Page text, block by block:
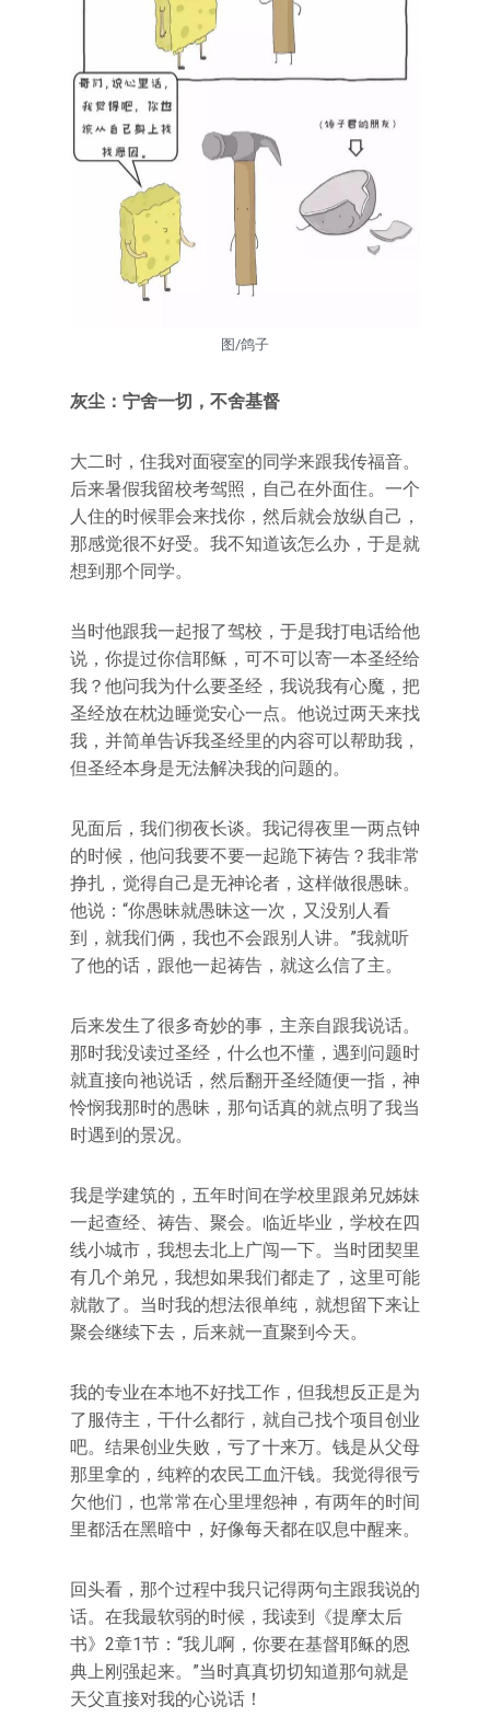
图/鸽子
灰尘 ：宁舍一切，不舍基督
大二时，住我对面寝室的同学来跟我传福音。
后来暑假我留校考驾照，自己在外面住。一个
人住的时候罪会来找你，然后就会放纵自己，
那感觉很不好受。我不知道该怎么办，于是就
想到那个同学。
当时他跟我一起报了驾校，于是我打电话给他
说，你提过你信耶稣，可不可以寄一本圣经给
我？他问我为什么要圣经，我说我有心魔，把
圣经放在枕边睡觉安心一点。他说过两天来找
我，并简单告诉我圣经里的内容可以帮助我，
但圣经本身是无法解决我的问题的。
见面后，我们彻夜长谈。我记得夜里一两点钟
的时候，他问我要不要一起跪下祷告？我非常
挣扎，觉得自己是无神论者，这样做很愚昧。
他说：“你愚昧就愚昧这一次，又没别人看
到，就我们俩，我也不会跟别人讲。”我就听
了他的话，跟他一起祷告，就这么信了主。
后来发生了很多奇妙的事，主亲自跟我说话。
那时我没读过圣经，什么也不懂，遇到问题时
就直接向祂说话，然后翻开圣经随便一指，神
怜悯我那时的愚昧，那句话真的就点明了我当
时遇到的景况。
我是学建筑的，五年时间在学校里跟弟兄姊妹
一起查经、祷告、聚会。临近毕业，学校在四
线小城市，我想去北上广闯一下。当时团契里
有几个弟兄，我想如果我们都走了，这里可能
就散了。当时我的想法很单纯，就想留下来让
聚会继续下去，后来就一直聚到今天。
我的专业在本地不好找工作，但我想反正是为
了服侍主，干什么都行，就自己找个项目创业
吧。结果创业失败，亏了十来万。钱是从父母
那里拿的，纯粹的农民工血汗钱。我觉得很亏
欠他们，也常常在心里埋怨神，有两年的时间
里都活在黑暗中，好像每天都在叹息中醒来。
回头看，那个过程中我只记得两句主跟我说的
话。在我最软弱的时候，我读到《提摩太后
书》2章1节：“我儿啊，你要在基督耶稣的恩
典上刚强起来。”当时真真切切知道那句就是
天父直接对我的心说话！